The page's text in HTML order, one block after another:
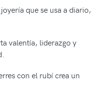
que se usa a diario,
valentía, liderazgo y
con el rubí crea un